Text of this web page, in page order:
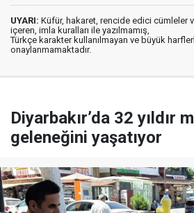
UYARI: Küfür, hakaret, rencide edici cümleler
içeren, imla kuralları ile yazılmamış,
Türkçe karakter kullanılmayan ve büyük
onaylanmamaktadır.
Diyarbakır’da 32 yıldır
geleneğini yaşatıyor